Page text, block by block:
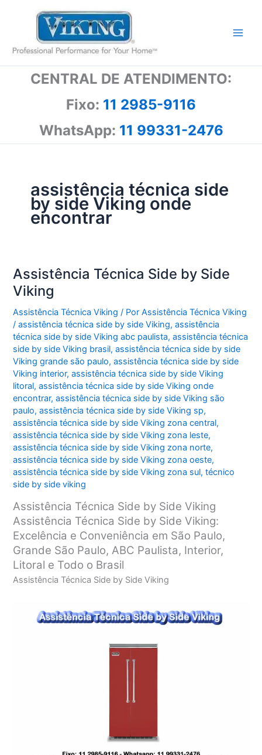
conteúdo
CENTRAL DE ATENDIMENTO:
Fixo: 11 2985-9116
WhatsApp: 11 99331-2476
assistência técnica side
by side Viking onde
encontrar
Assistência Técnica Side by Side
Viking
Assistência Técnica Viking / PorAssistência Técnica Viking
/assistência técnica side by side Viking,assistência
técnica side by side Viking abc paulista,assistência técnica
side by side Viking brasil,assistência técnica side by side
Viking grande são paulo,assistência técnica side by side
Viking interior,assistência técnica side by side Viking
litoral,assistência técnica side by side Viking onde
encontrar,assistência técnica side by side Viking são
paulo,assistência técnica side by side Viking sp,
assistência técnica side by side Viking zona central,
assistência técnica side by side Viking zona leste,
assistência técnica side by side Viking zona norte,
assistência técnica side by side Viking zona oeste,
assistência técnica side by side Viking zona sul,técnico
side by side viking
Assistência Técnica Side by Side Viking
Assistência Técnica Side by Side Viking:
Excelência e Conveniência em São Paulo,
Grande São Paulo, ABC Paulista, Interior,
Litoral e Todo o Brasil
Assistência Técnica Side by Side Viking